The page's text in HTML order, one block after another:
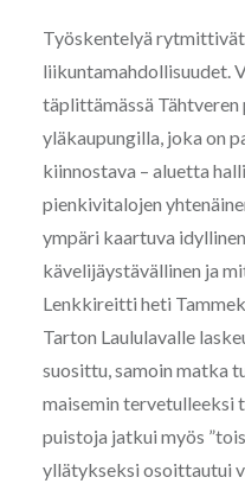
Työskentelyä
liikuntamahdollisuudet.
täplittämässä Tähtveren
yläkaupungilla, joka on
kiinnostava – aluetta
pienkivitalojen
ympäri kaartuva
kävelijäystävällinen ja
Lenkkireitti heti
Tarton Laululavalle
suosittu, samoin matka
maisemin tervetulleeksi
puistoja jatkui myös
yllätykseksi osoittautui